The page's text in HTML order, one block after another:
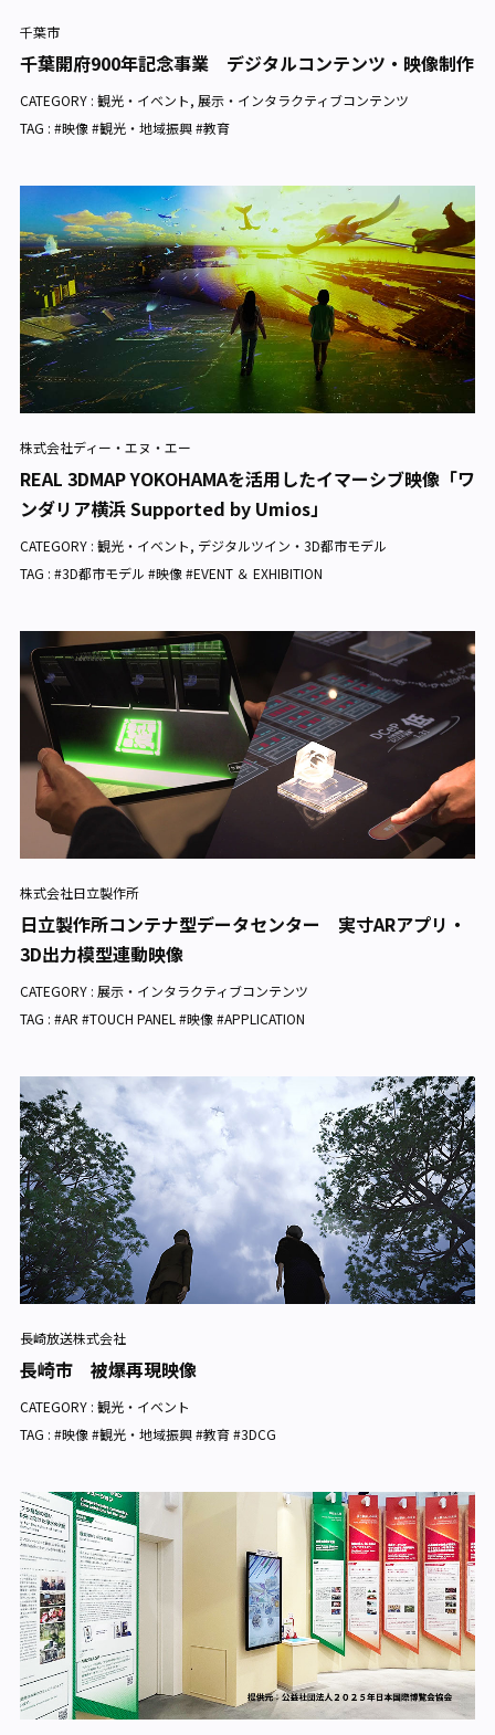
千葉市
千葉開府900年記念事業 デジタルコンテンツ・映像制作
CATEGORY : 観光・イベント, 展示・インタラクティブコンテンツ
TAG : #映像 #観光・地域振興 #教育
株式会社ディー・エヌ・エー
REAL 3DMAP YOKOHAMAを活用したイマーシブ映像「ワ
ンダリア横浜 Supported by Umios」
CATEGORY : 観光・イベント, デジタルツイン・3D都市モデル
TAG : #3D都市モデル #映像 #EVENT ＆ EXHIBITION
株式会社日立製作所
日立製作所コンテナ型データセンター 実寸ARアプリ・
3D出力模型連動映像
CATEGORY : 展示・インタラクティブコンテンツ
TAG : #AR #TOUCH PANEL #映像 #APPLICATION
長崎放送株式会社
長崎市 被爆再現映像
CATEGORY : 観光・イベント
TAG : #映像 #観光・地域振興 #教育 #3DCG